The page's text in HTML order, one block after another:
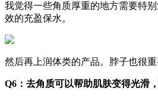
我觉得一些角质厚重的地方需要特
效的充盈保水。
然后再上润体类的产品。脖子也很
Q6：去角质可以帮助肌肤变得光滑